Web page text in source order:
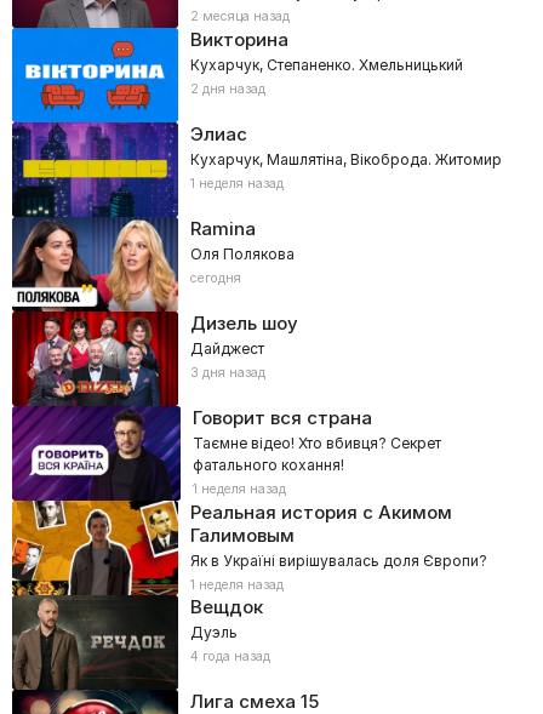
2 месяца назад
Викторина
Кухарчук, Степаненко. Хмельницький
2 дня назад
Элиас
Кухарчук, Машлятіна, Вікоброда. Житомир
1 неделя назад
Ramina
Оля Полякова
сегодня
Дизель шоу
Дайджест
3 дня назад
Говорит вся страна
Таємне відео! Хто вбивця? Секрет
фатального кохання!
1 неделя назад
Реальная история с Акимом
Галимовым
Як в Україні вирішувалась доля Європи?
1 неделя назад
Вещдок
Дуэль
4 года назад
Лига смеха 15